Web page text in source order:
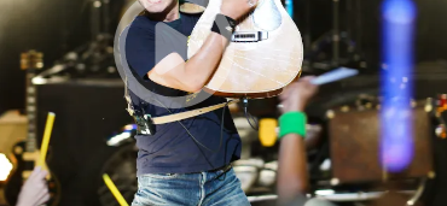
業 チャレンジ
地域活性化
CAMPFIRE for
CAMPFIREふるさ